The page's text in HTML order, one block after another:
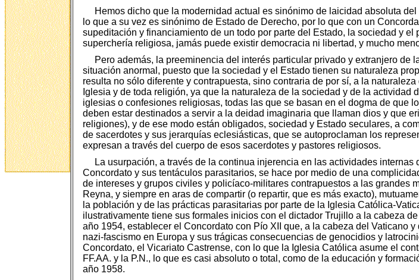
Hemos dicho que la modernidad actual es sinónimo de laicidad absoluta
lo que a su vez es sinónimo de Estado de Derecho, por lo que con un
supeditación y financiamiento de un todo por parte del Estado, la sociedad y
superchería religiosa, jamás puede existir democracia ni libertad, y mucho
Pero además, la preeminencia del interés particular privado y extranjero
situación anormal, puesto que la sociedad y el Estado tienen su naturaleza
resulta no sólo diferente y contrapuesta, sino contraria de por sí, a la
Iglesia y de toda religión, ya que la naturaleza de la sociedad y de la
iglesias o confesiones religiosas, todas las que se basan en el dogma de que
deben estar destinados a servir a la deidad imaginaria que llaman dios y que
religiones), y de ese modo están obligados, sociedad y Estado seculares, a
de sacerdotes y sus jerarquías eclesiásticas, que se autoproclaman los
expresan a través del cuerpo de esos sacerdotes y pastores religiosos.
La usurpación, a través de la continua injerencia en las actividades
Concordato y sus tentáculos parasitarios, se hace por medio de una
de intereses y grupos civiles y policíaco-militares contrapuestos a las grandes
Reyna, y siempre en aras de compartir (o repartir, que es más exacto),
la población y de las prácticas parasitarias por parte de la Iglesia Católica-
ilustrativamente tiene sus formales inicios con el dictador Trujillo a la cabeza
año 1954, establecer el Concordato con Pío XII que, a la cabeza del Vaticano
nazi-fascismo en Europa y sus trágicas consecuencias de genocidios y
Concordato, el Vicariato Castrense, con lo que la Iglesia Católica asume el
FF.AA. y la P.N., lo que es casi absoluto o total, como de la educación y
año 1958.